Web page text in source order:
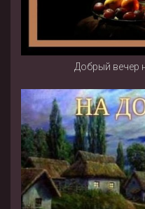
Добрый вечер